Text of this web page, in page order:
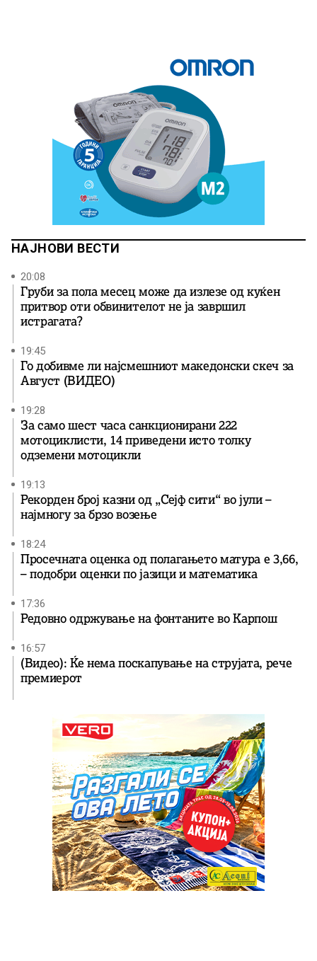
НАЈНОВИ ВЕСТИ
20:08
Груби за пола месец може да излезе од куќен
притвор оти обвинителот не ја завршил
истрагата?
19:45
Го добивме ли најсмешниот македонски скеч за
Август (ВИДЕО)
19:28
За само шест часа санкционирани 222
мотоциклисти, 14 приведени исто толку
одземени мотоцикли
19:13
Рекорден број казни од „Сејф сити“ во јули –
најмногу за брзо возење
18:24
Просечната оценка од полагањето матура е 3,66,
– подобри оценки по јазици и математика
17:36
Редовно одржување на фонтаните во Карпош
16:57
(Видео): Ќе нема поскапување на струјата, рече
премиерот